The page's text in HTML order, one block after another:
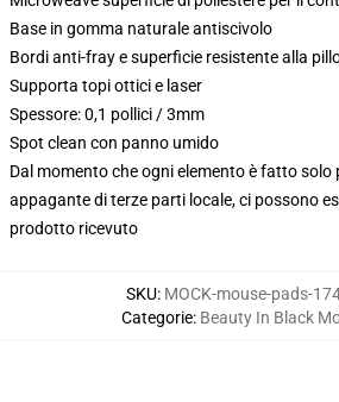
Base in gomma naturale antiscivolo
Bordi anti-fray e superficie resistente alla
Supporta topi ottici e laser
Spessore: 0,1 pollici / 3mm
Spot clean con panno umido
Dal momento che ogni elemento è fatto solo
appagante di terze parti locale, ci possono
prodotto ricevuto
SKU: MOCK-mouse-pads-
Categorie: Beauty In Black